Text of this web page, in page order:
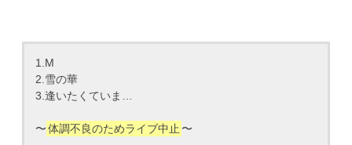
1.M
2.雪の華
3.逢いたくていま…
〜 体調不良のためライブ中止 〜